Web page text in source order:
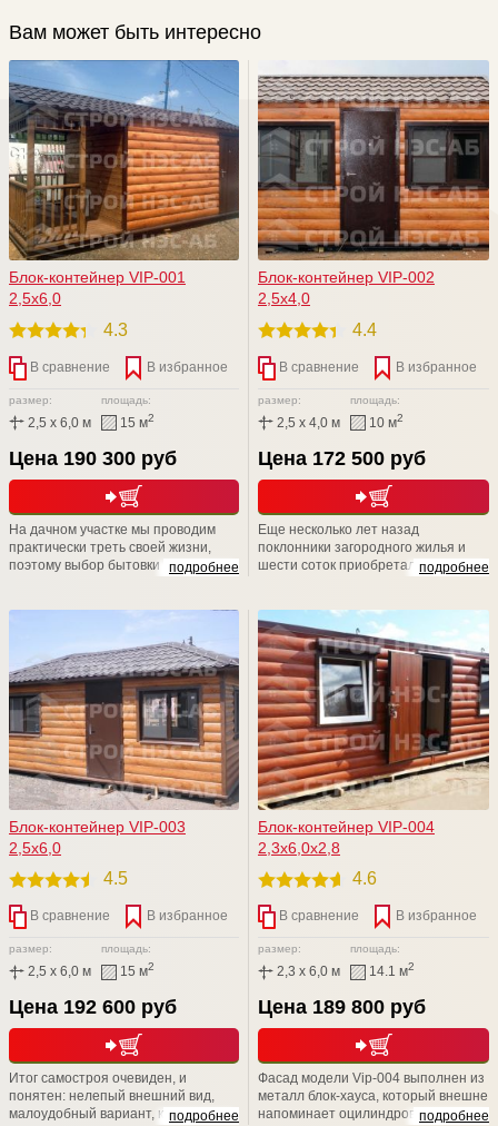
Вам может быть интересно
Блок-контейнер VIP-001
2,5х6,0
4.3
В сравнение В избранное
размер:
2,5 x 6,0 м
площадь:
15 м2
Цена 190 300 руб
подробнее
На дачном участке мы проводим
практически треть своей жизни,
поэтому выбор бытовки -дело
не найдете. Приходите к нам на
Выставочную площадку,
рассмотрите БЫТОВКИ поближе,
уверяем Вас, что Вы не останетесь
равнодушными
Блок-контейнер VIP-002
2,5х4,0
4.4
В сравнение В избранное
размер:
2,5 x 4,0 м
площадь:
10 м2
Цена 172 500 руб
подробнее
Еще несколько лет назад
поклонники загородного жилья и
шести соток приобретали убогие и
несмотря на возможности
современного рынка, люди
отказываются от такой "красоты" и
пытаются решить данный вопрос
собственными силами.
Блок-контейнер VIP-003
2,5х6,0
4.5
В сравнение В избранное
размер:
2,5 x 6,0 м
площадь:
15 м2
Цена 192 600 руб
подробнее
Итог самостроя очевиден, и
понятен: нелепый внешний вид,
малоудобный вариант, кустарная
Блок-контейнер VIP-004
2,3х6,0х2,8
4.6
В сравнение В избранное
размер:
2,3 x 6,0 м
площадь:
14.1 м2
Цена 189 800 руб
подробнее
Фасад модели Vip-004 выполнен из
металл блок-хауса, который внешне
напоминает оцилиндрованное